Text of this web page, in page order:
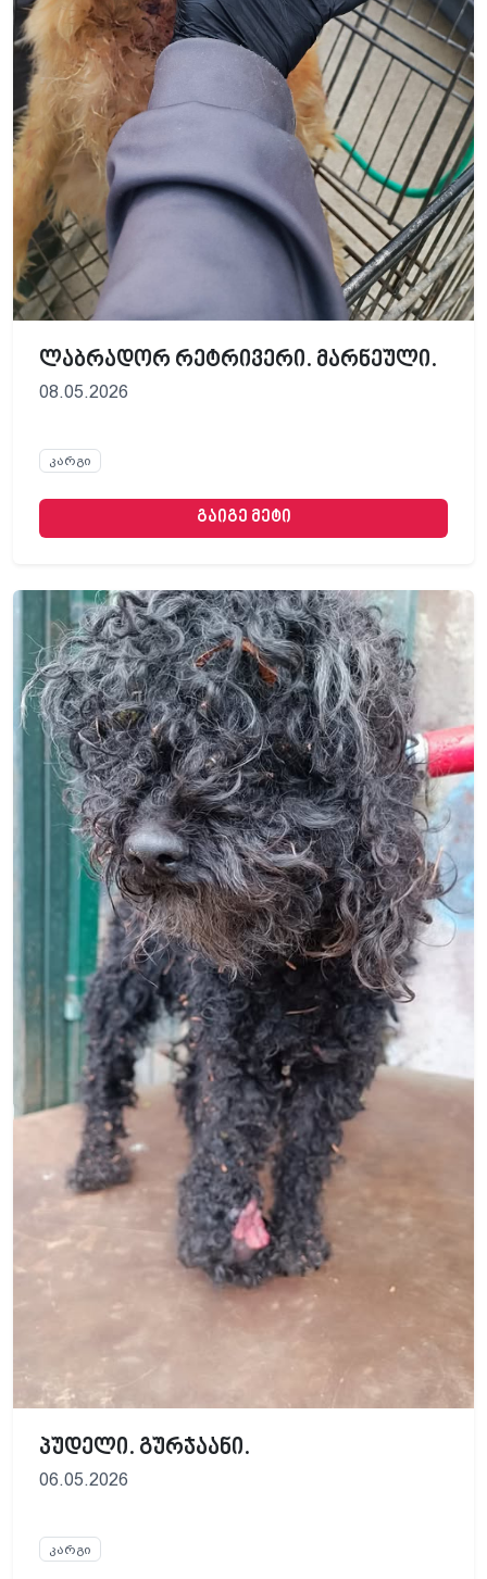
ლაბრადორ რეტრივერი. მარნეული.
08.05.2026
კარგი
გაიგე მეტი
პუდელი. გურჯაანი.
06.05.2026
კარგი